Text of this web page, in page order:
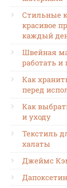
Стильные
красивое
каждый
Швейная
работать и
Как
перед
Как
и уходу
Текстиль
халаты
Джеймс